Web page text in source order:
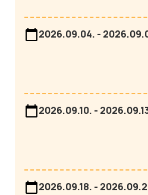
2026.09.04. -
2026.09.10. -
2026.09.18. -